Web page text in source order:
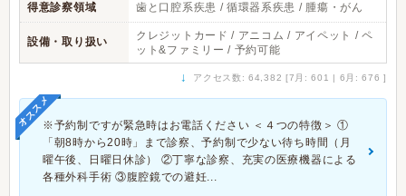
得意診察領域 歯と口腔系疾患 / 循環器系疾患 / 腫瘍・がん
設備・取り扱い
クレジットカード / アニコム / アイペット / ペ
ット&ファミリー / 予約可能
↓ アクセス数: 64,382 [7月: 601 | 6月: 676 ]
オススメ※予約制ですが緊急時はお電話ください ＜４つの特徴＞ ①
「朝8時から20時」まで診察、予約制で少ない待ち時間（月
曜午後、日曜日休診） ②丁寧な診察、充実の医療機器による
各種外科手術 ③腹腔鏡での避妊...